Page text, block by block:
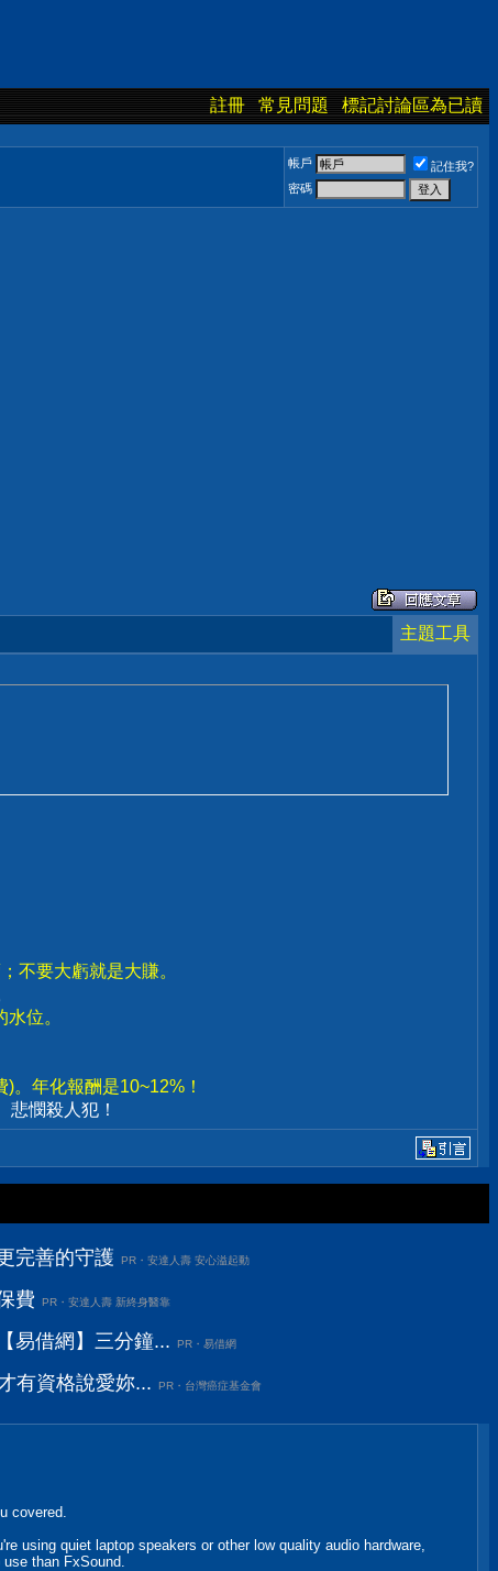
註冊 常見問題 標記討論區為已讀
帳戶
記住我?
密碼
主題工具
不要大虧就是大賺。
位。
。年化報酬是10~12%！
憫殺人犯！
完善的守護 PR・安達人壽 安心溢起動
費 PR・安達人壽 新終身醫靠
易借網】三分鐘... PR・易借網
有資格說愛妳... PR・台灣癌症基金會
covered.
using quiet laptop speakers or other low quality audio hardware,
than FxSound.